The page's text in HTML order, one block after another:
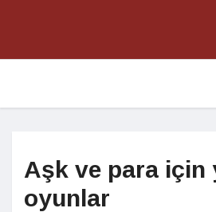
Aşk ve para için
oyunlar